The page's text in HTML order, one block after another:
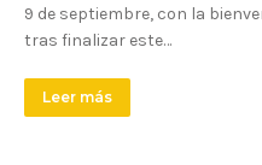
9 de septiembre, con la
tras finalizar este…
Leer más